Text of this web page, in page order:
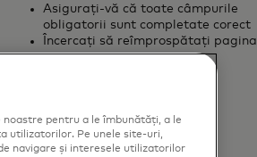
Asigurați-vă că toate câmpurile
obligatorii sunt completate corect
Încercați să reîmprospătați pagina
pentru a le îmbunătăți, a le
utilizatorilor. Pe unele site-uri,
navigare și interesele utilizatorilor